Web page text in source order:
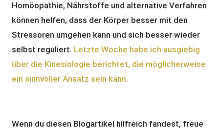
Homöopathie, Nährstoffe und alternative Verfahren
können helfen, dass der Körper besser mit den
Stressoren umgehen kann und sich besser wieder
selbst reguliert. Letzte Woche habe ich ausgiebig
über die Kinesiologie berichtet, die möglicherweise
ein sinnvoller Ansatz sein kann.
Wenn du diesen Blogartikel hilfreich fandest, freue